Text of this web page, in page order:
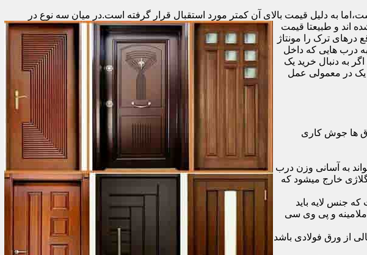
به دلیل قیمت بالای آن کمتر مورد استقبال قرار گرفته است.در میان سه نوع در
اند و طبیعتا قیمت
درهای ترک را مونتاژ
درب هایی که داخل
به دنبال خرید یک
یک در معمولی عمل
ها جوش کاری
به آسانی وزن درب
خارج میشود که
جنس لایه باید
و پی وی سی
از ورق فولادی باشد